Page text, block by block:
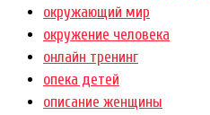
окружающий мир
окружение человека
онлайн тренинг
опека детей
описание женщины